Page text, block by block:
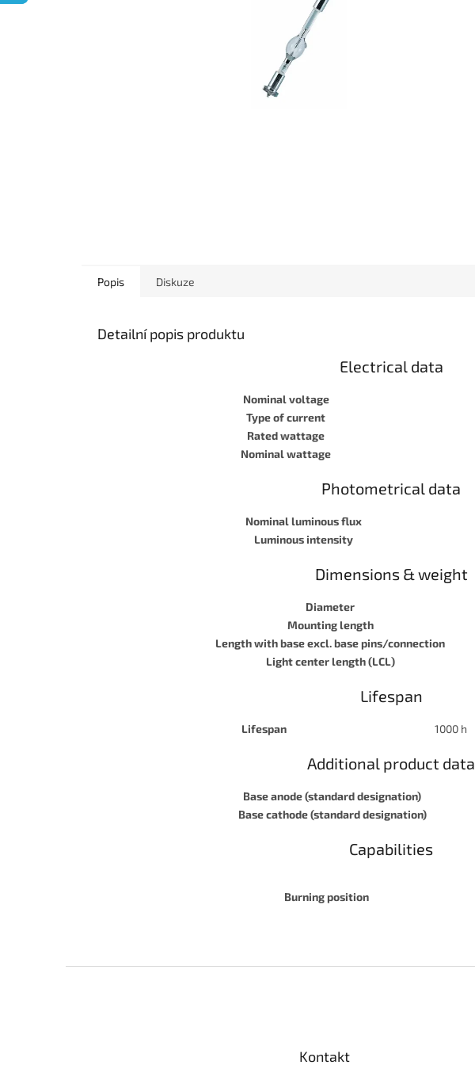
Popis Diskuze
Detailní popis produktu
Electrical data
Nominal voltage
Type of current
Rated wattage
Nominal wattage
Photometrical data
Nominal luminous flux
Luminous intensity
Dimensions & weight
Diameter
Mounting length
Length with base excl. base pins/connection
Light center length (LCL)
Lifespan
Lifespan 1000 h
Additional product data
Base anode (standard designation)
Base cathode (standard designation)
Capabilities
Burning position
Kontakt